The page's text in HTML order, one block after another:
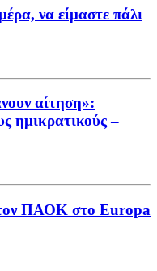
να είμαστε πάλι
αίτηση»:
ημικρατικούς –
ΠΑΟΚ στο Europa